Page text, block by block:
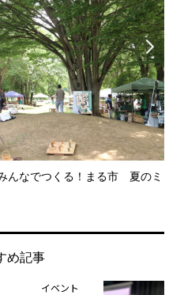
んなでつくる！まる市 夏のミ

め記事
イベント